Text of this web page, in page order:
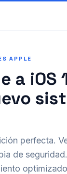
APPLE
a iOS
perfecta.
de